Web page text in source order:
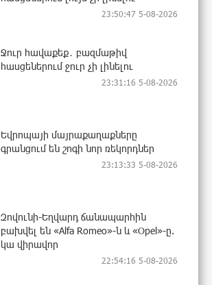
23:50:47 5-08-2026
Ջուր հավաքեք․ բազմաթիվ
հասցեներում ջուր չի լինելու
23:31:16 5-08-2026
Եվրոպայի մայրաքաղաքները
գրանցում են շոգի նոր ռեկորդներ
23:13:33 5-08-2026
Զովունի-Եղվարդ ճանապարհին
բախվել են «Alfa Romeo»-ն և «Opel»-ը.
կա վիրավոր
22:54:16 5-08-2026